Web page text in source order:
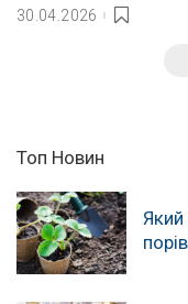
30.04.2026
Топ Новин
Який